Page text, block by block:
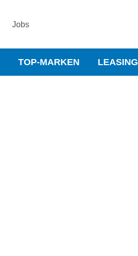
Jobs
TOP-MARKEN LEASING